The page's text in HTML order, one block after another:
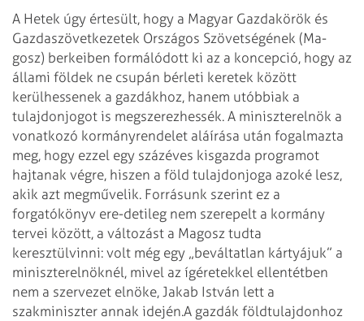
A Hetek úgy értesült, hogy a Magyar Gazdakörök és
Gazdaszövetkezetek Országos Szövetségének (Ma­
gosz) berkeiben formálódott ki az a koncepció, hogy az
állami földek ne csupán bérleti keretek között
kerülhessenek a gazdákhoz, hanem utóbbiak a
tulajdonjogot is megszerezhessék. A minisz­terelnök a
vonatkozó kormányrendelet aláírása után fogalmazta
meg, hogy ezzel egy százéves kisgazda programot
hajtanak végre, hiszen a föld tulajdonjoga azoké lesz,
akik azt megművelik. Forrásunk szerint ez a
forgatókönyv ere­-detileg nem szerepelt a kormány
tervei között, a változást a Magosz tudta
keresztülvinni: volt még egy „beváltatlan kártyájuk” a
miniszterelnöknél, mivel az ígéretekkel ellentétben
nem a szervezet elnöke, Jakab István lett a
szakminiszter annak idején.A gazdák földtulajdonhoz